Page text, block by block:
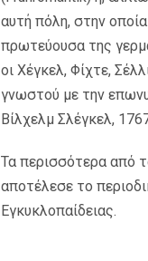
αυτή πόλη, στην
πρωτεύουσα της
οι Χέγκελ, Φίχτε,
γνωστού με την
Βίλχελμ Σλέγκελ,
Τα περισσότερα από
αποτέλεσε το
Εγκυκλοπαίδειας.